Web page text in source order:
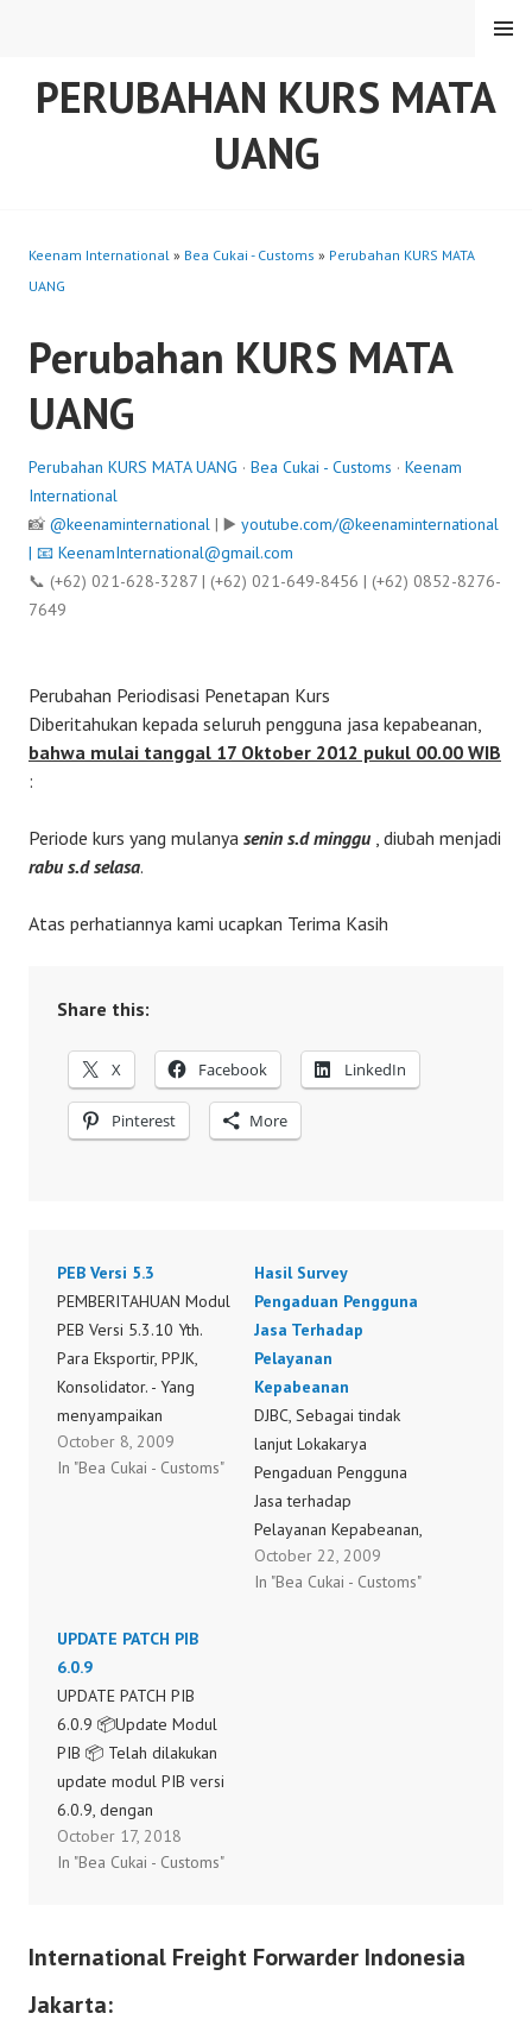
PERUBAHAN KURS MATA
UANG
MENU
Keenam International » Bea Cukai - Customs » Perubahan KURS MATA
UANG
Perubahan KURS MATA
UANG
Perubahan KURS MATA UANG · Bea Cukai - Customs · Keenam
International
📸 @keenaminternational | ▶️ youtube.com/@keenaminternational
| 📧 KeenamInternational@gmail.com
📞 (+62) 021-628-3287 | (+62) 021-649-8456 | (+62) 0852-8276-
7649
Perubahan Periodisasi Penetapan Kurs
Diberitahukan kepada seluruh pengguna jasa kepabeanan,
bahwa mulai tanggal 17 Oktober 2012 pukul 00.00 WIB
:
Periode kurs yang mulanya senin s.d minggu , diubah menjadi
rabu s.d selasa.
Atas perhatiannya kami ucapkan Terima Kasih
Share this:
X Facebook LinkedIn
Pinterest More
PEB Versi 5.3
PEMBERITAHUAN Modul
PEB Versi 5.3.10 Yth.
Para Eksportir, PPJK,
Konsolidator. - Yang
menyampaikan
Pemberitahuan Pabean
Ekspor (PEB / BC 3.0)
Bandung
Menindaklanjuti
Pengumuman dari Dirjen
Bea dan Cukai tentang
Penggantian Modul
PEB/PKBE…
October 8, 2009
In "Bea Cukai - Customs"
Hasil Survey
Pengaduan Pengguna
Jasa Terhadap
Pelayanan
Kepabeanan
DJBC, Sebagai tindak
lanjut Lokakarya
Pengaduan Pengguna
Jasa terhadap
Pelayanan Kepabeanan,
Direktorat Jenderal Bea
dan Cukai bekerjasama
October 22, 2009
In "Bea Cukai - Customs"
UPDATE PATCH PIB
6.0.9
UPDATE PATCH PIB
6.0.9 📦Update Modul
PIB 📦 Telah dilakukan
update modul PIB versi
6.0.9, dengan
penambahan fitur : -
Tarik nomer dan
data kurs yang berlaku. -
NIK untuk PPJK, hanya
October 17, 2018
In "Bea Cukai - Customs"
International Freight Forwarder Indonesia
Jakarta: